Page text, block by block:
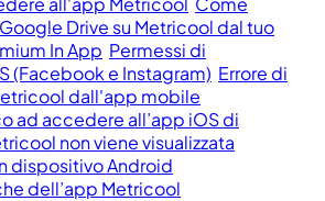
Drive su Metricool dal tuo
In App Permessi di
(Facebook e Instagram) Errore di
dall'app mobile
ad accedere all’app iOS di
non viene visualizzata
dispositivo Android
dell’app Metricool